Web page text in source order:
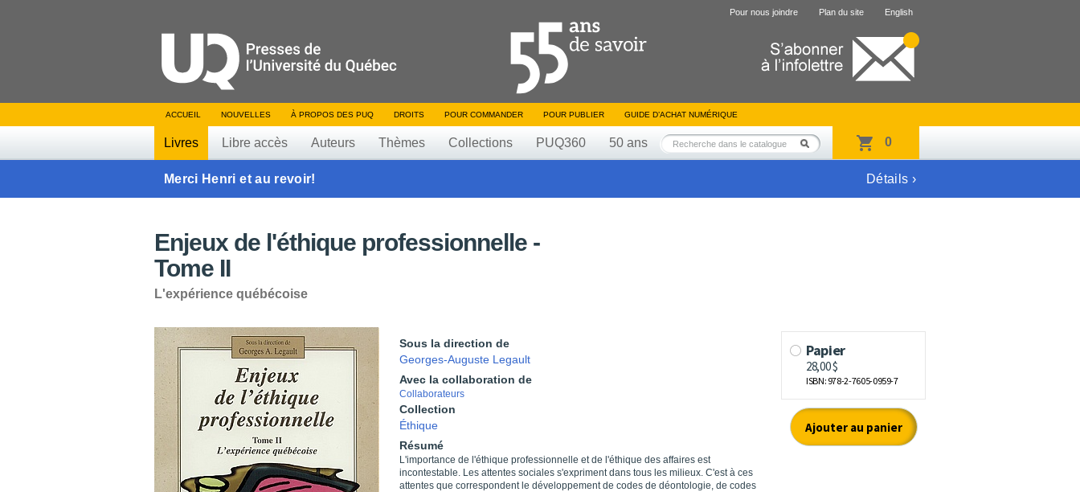
Pour nous joindre Plan du site English
ACCUEIL NOUVELLES À PROPOS DES PUQ DROITS POUR COMMANDER POUR PUBLIER GUIDE D’ACHAT NUMÉRIQUE
Livres Libre accès Auteurs Thèmes Collections PUQ360 50 ans 0
Merci Henri et au revoir! Détails ›
Enjeux de l'éthique professionnelle -
Tome II
L'expérience québécoise
Sous la direction de
Georges-Auguste Legault
Avec la collaboration de
Collaborateurs
Collection
Éthique
Résumé
L'importance de l'éthique professionnelle et de l'éthique des affaires est
incontestable. Les attentes sociales s'expriment dans tous les milieux. C'est à ces
attentes que correspondent le développement de codes de déontologie, de codes